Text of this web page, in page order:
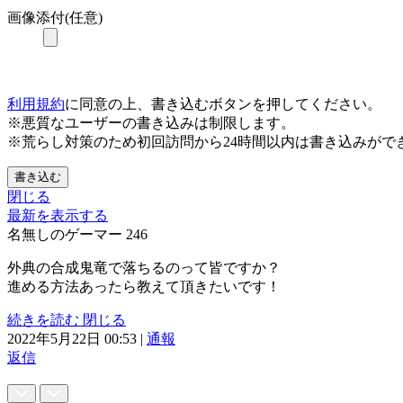
画像添付(任意)
利用規約に同意の上、書き込むボタンを押してください。
※悪質なユーザーの書き込みは制限します。
※荒らし対策のため初回訪問から24時間以内は書き込みがで
書き込む
閉じる
最新を表示する
名無しのゲーマー 246
外典の合成鬼竜で落ちるのって皆ですか？
進める方法あったら教えて頂きたいです！
続きを読む 閉じる
2022年5月22日 00:53 | 通報
返信